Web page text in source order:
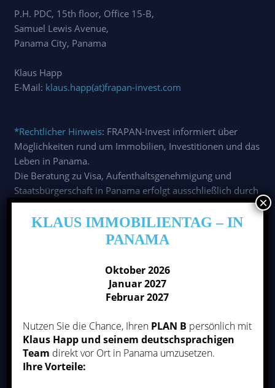
P.H. PDC, 15th floor, Office 15-B,
Samuel Lewis Avenue,
Panama City, Panama
Klaus Happ
E-Mail: klaus.happ(at)frapan-invest.com
*Rechtlicher Hinweis: FRAPAN-Invest informiert über
Möglichkeiten rund um Immobilien, Investitionen und das
Leben in Panama.
Die Beratung zu Visa, Aufenthaltsgenehmigung und
Staatsbürgerschaft in Panama erfolgt ausschließlich durch
unsere unabhängigen deutschsprachigen Partneranwälte
vor Ort.
Kontaktieren Sie uns
Wir möchten Ihre Vertrauensperson vor Ort sein und uns
KONTAKT
KLAUS IMMOBILIENTAG – IN
PANAMA
Oktober 2026
Januar 2027
Februar 2027
Nutzen Sie die Chance, Ihren PLAN B persönlich mit
Klaus Happ und seinem deutschsprachigen
Team direkt vor Ort in Panama umzusetzen.
Ihre Vorteile: